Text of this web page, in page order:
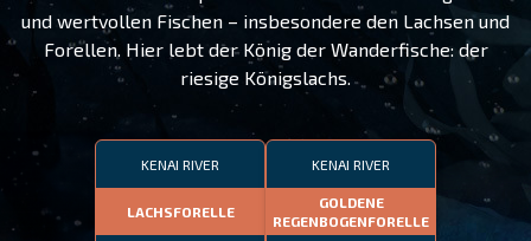
und wertvollen Fischen – insbesondere den Lachsen und
Forellen. Hier lebt der König der Wanderfische: der
riesige Königslachs.
KENAI RIVER
LACHSFORELLE
KENAI RIVER
GOLDENE
REGENBOGENFORELLE